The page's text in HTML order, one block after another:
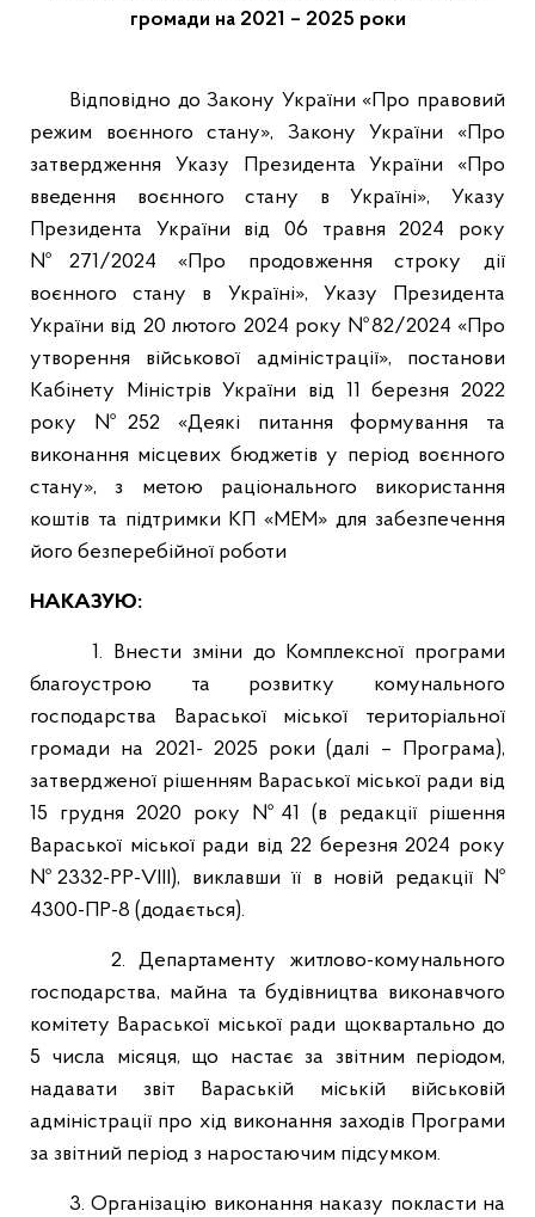
громади на 2021 – 2025 роки
Відповідно до Закону України «Про правовий
режим воєнного стану», Закону України «Про
затвердження Указу Президента України «Про
введення воєнного стану в Україні», Указу
Президента України від 06 травня 2024 року
№271/2024 «Про продовження строку дії
воєнного стану в Україні», Указу Президента
України від 20 лютого 2024 року №82/2024 «Про
утворення військової адміністрації», постанови
Кабінету Міністрів України від 11 березня 2022
року №252 «Деякі питання формування та
виконання місцевих бюджетів у період воєнного
стану», з метою раціонального використання
коштів та підтримки КП «МЕМ» для забезпечення
його безперебійної роботи
НАКАЗУЮ:
1. Внести зміни до Комплексної програми
благоустрою та розвитку комунального
господарства Вараської міської територіальної
громади на 2021- 2025 роки (далі – Програма),
затвердженої рішенням Вараської міської ради від
15 грудня 2020 року №41 (в редакції рішення
Вараської міської ради від 22 березня 2024 року
№2332-РР-VIII), виклавши її в новій редакції №
4300-ПР-8 (додається).
2. Департаменту житлово-комунального
господарства, майна та будівництва виконавчого
комітету Вараської міської ради щоквартально до
5 числа місяця, що настає за звітним періодом,
надавати звіт Вараській міській військовій
адміністрації про хід виконання заходів Програми
за звітний період з наростаючим підсумком.
3. Організацію виконання наказу покласти на